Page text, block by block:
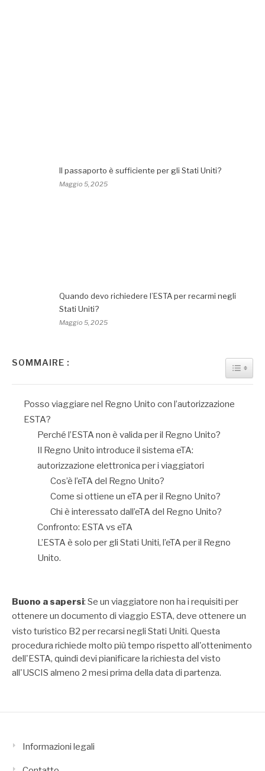
Il passaporto è sufficiente per gli Stati Uniti?
Maggio 5, 2025
Quando devo richiedere l’ESTA per recarmi negli
Stati Uniti?
Maggio 5, 2025
SOMMAIRE :
Posso viaggiare nel Regno Unito con l’autorizzazione
ESTA?
Perché l’ESTA non è valida per il Regno Unito?
Il Regno Unito introduce il sistema eTA:
autorizzazione elettronica per i viaggiatori
Cos’è l’eTA del Regno Unito?
Come si ottiene un eTA per il Regno Unito?
Chi è interessato dall’eTA del Regno Unito?
Confronto: ESTA vs eTA
L’ESTA è solo per gli Stati Uniti, l’eTA per il Regno
Unito.
Buono a sapersi: Se un viaggiatore non ha i requisiti per
ottenere un documento di viaggio ESTA, deve ottenere un
visto turistico B2 per recarsi negli Stati Uniti. Questa
procedura richiede molto più tempo rispetto all'ottenimento
dell'ESTA, quindi devi pianificare la richiesta del visto
all'USCIS almeno 2 mesi prima della data di partenza.
Informazioni legali